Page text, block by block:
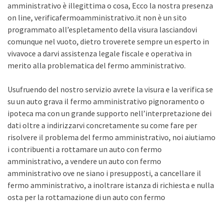
amministrativo è illegittima o cosa, Ecco la nostra presenza
on line, verificafermoamministrativo.it non è un sito
programmato all’espletamento della visura lasciandovi
comunque nel vuoto, dietro troverete sempre un esperto in
vivavoce a darvi assistenza legale fiscale e operativa in
merito alla problematica del fermo amministrativo.
Usufruendo del nostro servizio avrete la visura e la verifica se
su un auto grava il fermo amministrativo pignoramento o
ipoteca ma con un grande supporto nell’interpretazione dei
dati oltre a indirizzarvi concretamente su come fare per
risolvere il problema del fermo amministrativo, noi aiutiamo
i contribuenti a rottamare un auto con fermo
amministrativo, a vendere un auto con fermo
amministrativo ove ne siano i presupposti, a cancellare il
fermo amministrativo, a inoltrare istanza di richiesta e nulla
osta per la rottamazione di un auto con fermo